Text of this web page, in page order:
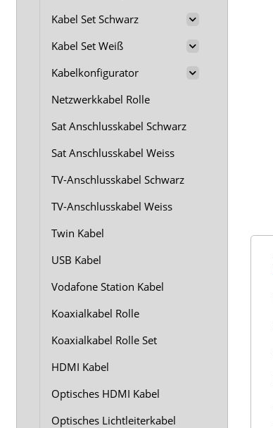
Kabel Set Schwarz
Kabel Set Weiß
Kabelkonfigurator
Netzwerkkabel Rolle
Sat Anschlusskabel Schwarz
Sat Anschlusskabel Weiss
TV-Anschlusskabel Schwarz
TV-Anschlusskabel Weiss
Twin Kabel
USB Kabel
Vodafone Station Kabel
Koaxialkabel Rolle
Koaxialkabel Rolle Set
HDMI Kabel
Optisches HDMI Kabel
Optisches Lichtleiterkabel